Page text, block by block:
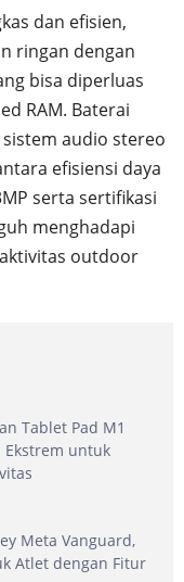
dan efisien,
ringan dengan
bisa diperluas
RAM. Baterai
sistem audio stereo
efisiensi daya
serta sertifikasi
menghadapi
outdoor
Tablet Pad M1
Ekstrem untuk
Meta Vanguard,
Atlet dengan Fitur